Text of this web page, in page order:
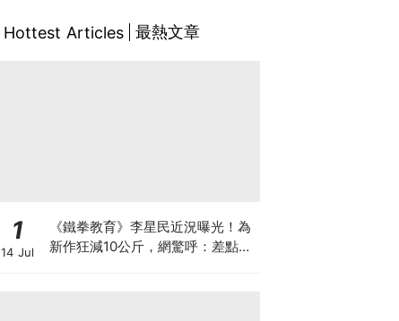
Hottest Articles 最熱文章
1
14 Jul
《鐵拳教育》李星民近況曝光！為
新作狂減10公斤，網驚呼：差點認